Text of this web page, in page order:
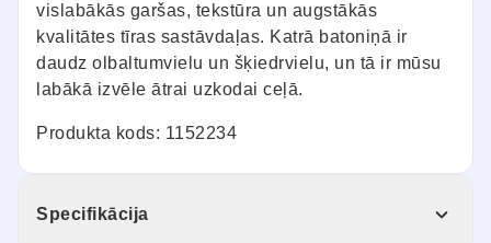
vislabākās garšas, tekstūra un augstākās
kvalitātes tīras sastāvdaļas. Katrā batoniņā ir
daudz olbaltumvielu un šķiedrvielu, un tā ir mūsu
labākā izvēle ātrai uzkodai ceļā.
Produkta kods: 1152234
Specifikācija